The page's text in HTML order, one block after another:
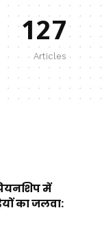
127
Articles
में
का जलवा: